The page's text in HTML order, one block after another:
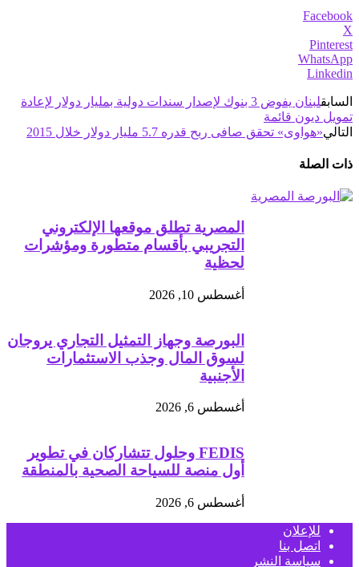
Facebook
X
Pinterest
WhatsApp
Linkedin
السابق
لبنان يفوض 3 بنوك لإصدار سندات دولية بمليار دولار لإعادة
تمويل ديون قائمة
التالي«هواوى» تحقق صافى ربح قدره 5.7 مليار دولار خلال 2015
ذات الصلة
المصرية تطلق موقعها الإلكتروني
التجريبي بأقسام متطورة ومؤشرات
لحظية
أغسطس 10, 2026
البورصة وجهاز التمثيل التجاري يروجان
لسوق المال وجذب الاستثمارات
الأجنبية
أغسطس 6, 2026
FEDIS وحلول تتشاركان في تطوير
أول منصة للسياحة الصحية بالمنطقة
أغسطس 6, 2026
للإعلان
اتصل بنا
سياسة النشر